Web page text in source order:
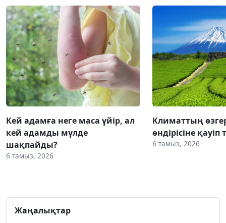
Кей адамға неге маса үйір, ал
кей адамды мүлде
шақпайды?
6 тамыз, 2026
Климаттың
өндірісіне қауіп
6 тамыз, 2026
Жаңалықтар